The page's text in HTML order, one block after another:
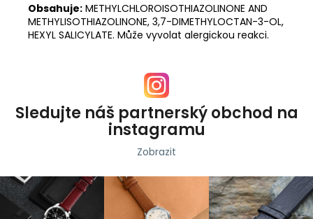
Obsahuje: METHYLCHLOROISOTHIAZOLINONE AND
METHYLISOTHIAZOLINONE, 3,7-DIMETHYLOCTAN-3-OL,
HEXYL SALICYLATE. Může vyvolat alergickou reakci.
Sledujte náš partnerský obchod na
instagramu
Zobrazit